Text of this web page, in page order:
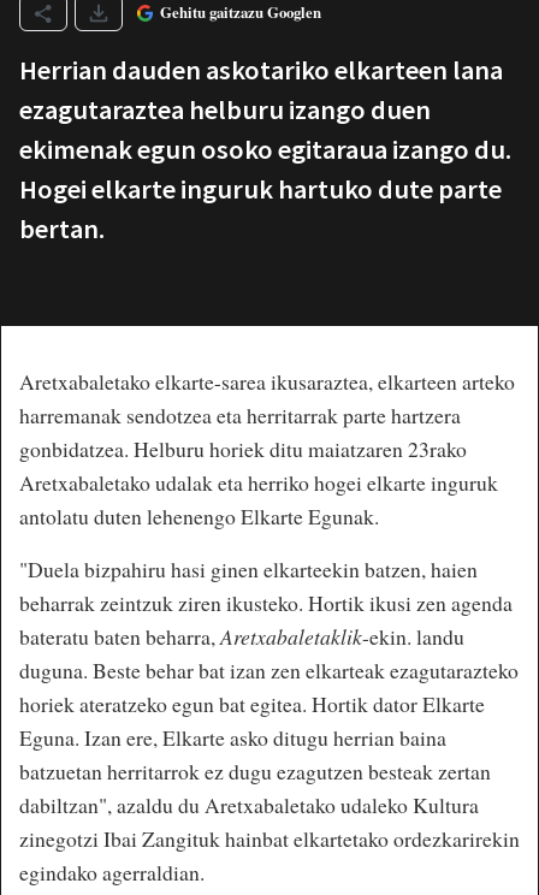
Gehitu gaitzazu Googlen
Herrian dauden askotariko elkarteen lana
ezagutaraztea helburu izango duen
ekimenak egun osoko egitaraua izango du.
Hogei elkarte inguruk hartuko dute parte
bertan.
Aretxabaletako elkarte-sarea ikusaraztea, elkarteen arteko
harremanak sendotzea eta herritarrak parte hartzera
gonbidatzea. Helburu horiek ditu maiatzaren 23rako
Aretxabaletako udalak eta herriko hogei elkarte inguruk
antolatu duten lehenengo Elkarte Egunak.
"Duela bizpahiru hasi ginen elkarteekin batzen, haien
beharrak zeintzuk ziren ikusteko. Hortik ikusi zen agenda
bateratu baten beharra,Aretxabaletaklik-ekin. landu
duguna. Beste behar bat izan zen elkarteak ezagutarazteko
horiek ateratzeko egun bat egitea. Hortik dator Elkarte
Eguna. Izan ere, Elkarte asko ditugu herrian baina
batzuetan herritarrok ez dugu ezagutzen besteak zertan
dabiltzan", azaldu du Aretxabaletako udaleko Kultura
zinegotzi Ibai Zangituk hainbat elkartetako ordezkarirekin
egindako agerraldian.